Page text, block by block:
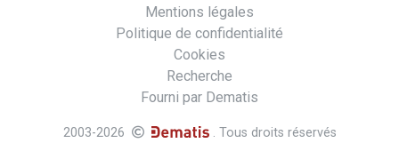
Mentions légales
Politique de confidentialité
Cookies
Recherche
Fourni par Dematis
2003-2026 . Tous droits réservés